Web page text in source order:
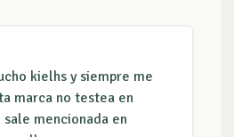
kielhs y siempre me
marca no testea en
mencionada en